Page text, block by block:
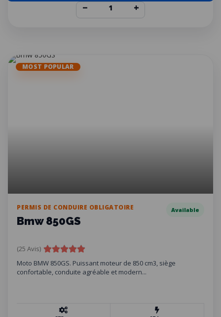
− +
MOST POPULAR
PERMIS DE CONDUIRE OBLIGATOIRE
Bmw 850GS
Available
(25 Avis)
Moto BMW 850GS. Puissant moteur de 850 cm3, siège
confortable, conduite agréable et modern...